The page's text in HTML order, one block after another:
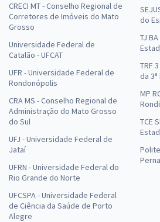
CRECI MT - Conselho Regional de
Corretores de Imóveis do Mato
Grosso
Universidade Federal de
Catalão - UFCAT
UFR - Universidade Federal de
Rondonópolis
CRA MS - Conselho Regional de
Administração do Mato Grosso
do Sul
UFJ - Universidade Federal de
Jataí
UFRN - Universidade Federal do
Rio Grande do Norte
UFCSPA - Universidade Federal
de Ciência da Saúde de Porto
Alegre
do
TJ
TRF
da
MP
TCE